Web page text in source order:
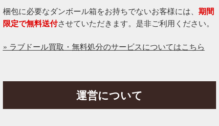
梱包に必要なダンボール箱をお持ちでないお客様には、 期間
限定で無料送付させていただきます。是非ご利用ください。
» ラブドール買取・無料処分のサービスについてはこちら
運営について